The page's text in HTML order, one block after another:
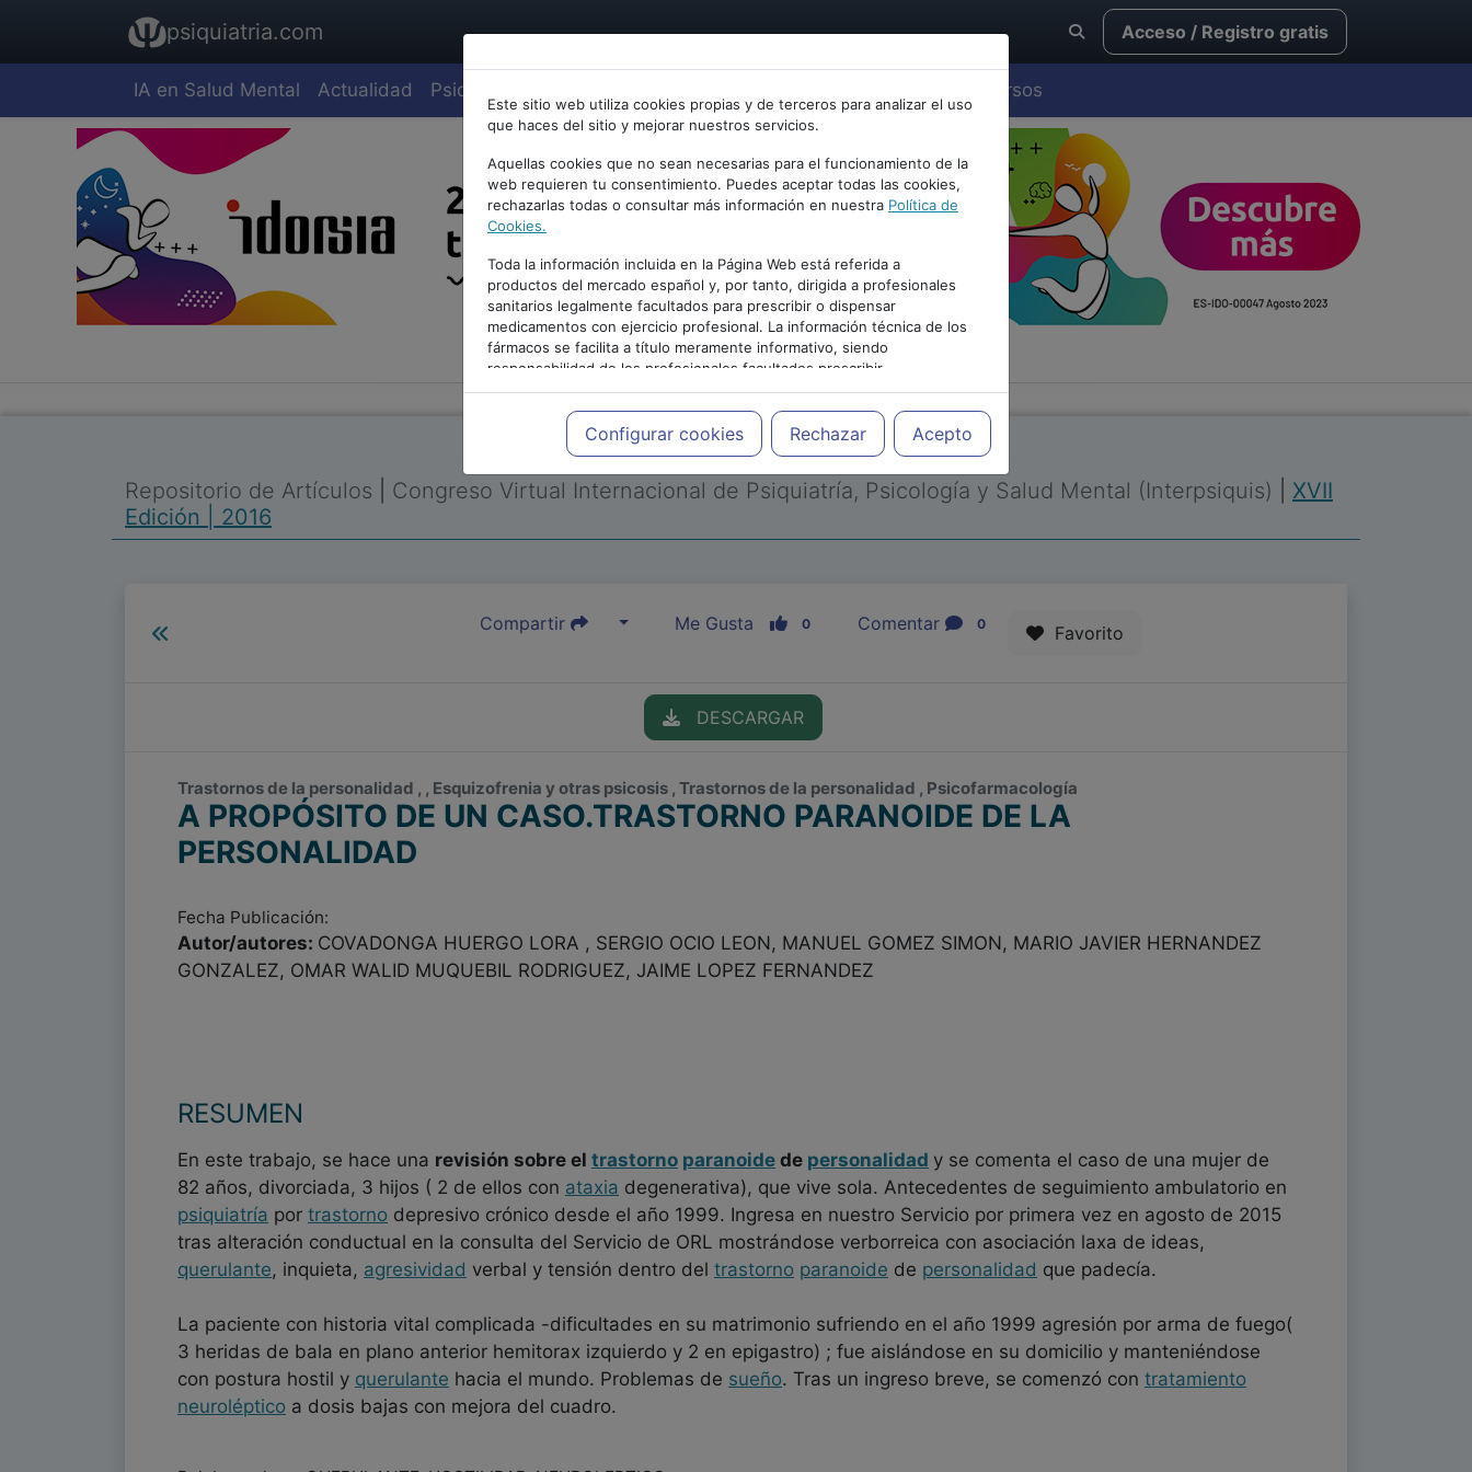
psiquiatria.com Acceso / Registro gratis
IA en Salud Mental Actualidad Psiquiatría Cursos
Este sitio web utiliza cookies propias y de terceros para analizar el uso
que haces del sitio y mejorar nuestros servicios.
Aquellas cookies que no sean necesarias para el funcionamiento de la
web requieren tu consentimiento. Puedes aceptar todas las cookies,
rechazarlas todas o consultar más información en nuestra Política de
Cookies.
Toda la información incluida en la Página Web está referida a
productos del mercado español y, por tanto, dirigida a profesionales
sanitarios legalmente facultados para prescribir o dispensar
medicamentos con ejercicio profesional. La información técnica de los
fármacos se facilita a título meramente informativo, siendo
responsabilidad de los profesionales facultados prescribir
medicamentos y decidir, en cada caso concreto, el tratamiento más
adecuado a las necesidades del paciente.
Configurar cookies Rechazar Acepto
PUBLICIDAD
Repositorio de Artículos Congreso Virtual Internacional de Psiquiatría, Psicología y Salud Mental (Interpsiquis)
XVII
Edición | 2016
Compartir Me Gusta 0 Comentar 0 Favorito
DESCARGAR
Trastornos de la personalidad , , Esquizofrenia y otras psicosis , Trastornos de la personalidad , Psicofarmacología
A PROPÓSITO DE UN CASO.TRASTORNO PARANOIDE DE LA
PERSONALIDAD
Fecha Publicación:
Autor/autores: COVADONGA HUERGO LORA , SERGIO OCIO LEON, MANUEL GOMEZ SIMON, MARIO JAVIER HERNANDEZ
GONZALEZ, OMAR WALID MUQUEBIL RODRIGUEZ, JAIME LOPEZ FERNANDEZ
RESUMEN
En este trabajo, se hace una revisión sobre el trastorno paranoide de personalidad y se comenta el caso de una mujer de
82 años, divorciada, 3 hijos ( 2 de ellos con ataxia degenerativa), que vive sola. Antecedentes de seguimiento ambulatorio en
psiquiatría por trastorno depresivo crónico desde el año 1999. Ingresa en nuestro Servicio por primera vez en agosto de 2015
tras alteración conductual en la consulta del Servicio de ORL mostrándose verborreica con asociación laxa de ideas,
querulante, inquieta, agresividad verbal y tensión dentro del trastorno paranoide de personalidad que padecía.
La paciente con historia vital complicada -dificultades en su matrimonio sufriendo en el año 1999 agresión por arma de fuego(
3 heridas de bala en plano anterior hemitorax izquierdo y 2 en epigastro) ; fue aislándose en su domicilio y manteniéndose
con postura hostil y querulante hacia el mundo. Problemas de sueño. Tras un ingreso breve, se comenzó con tratamiento
neuroléptico a dosis bajas con mejora del cuadro.